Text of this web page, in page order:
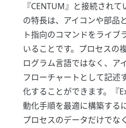
『CENTUM』と接続されて
の特長は、アイコンや部品
ト指向のコマンドをライブ
いることです。プロセスの
ログラム言語ではなく、ア
フローチャートとして記述
化することができます。『
動化手順を最適に構築する
プロセスのデータだけでな